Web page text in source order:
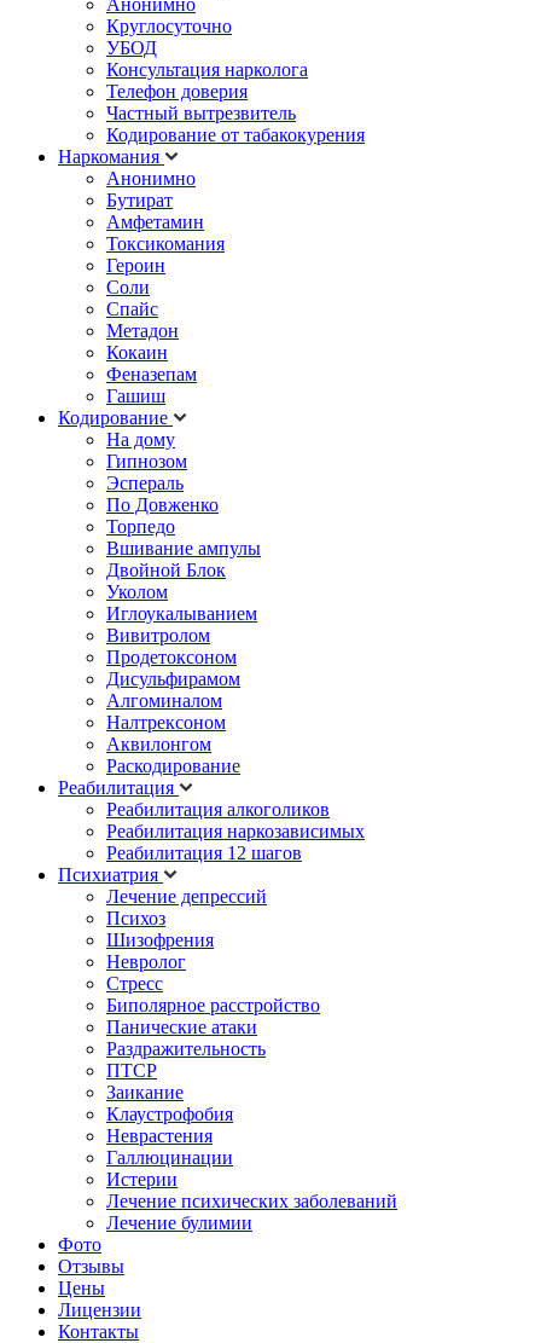
Анонимно
Круглосуточно
УБОД
Консультация нарколога
Телефон доверия
Частный вытрезвитель
Кодирование от табакокурения
Наркомания
Анонимно
Бутират
Амфетамин
Токсикомания
Героин
Соли
Спайс
Метадон
Кокаин
Феназепам
Гашиш
Кодирование
На дому
Гипнозом
Эспераль
По Довженко
Торпедо
Вшивание ампулы
Двойной Блок
Уколом
Иглоукалыванием
Вивитролом
Продетоксоном
Дисульфирамом
Алгоминалом
Налтрексоном
Аквилонгом
Раскодирование
Реабилитация
Реабилитация алкоголиков
Реабилитация наркозависимых
Реабилитация 12 шагов
Психиатрия
Лечение депрессий
Психоз
Шизофрения
Невролог
Стресс
Биполярное расстройство
Панические атаки
Раздражительность
ПТСР
Заикание
Клаустрофобия
Неврастения
Галлюцинации
Истерии
Лечение психических заболеваний
Лечение булимии
Фото
Отзывы
Цены
Лицензии
Контакты